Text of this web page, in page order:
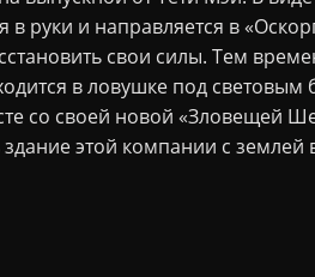
в руки и направляется в
свои силы. Тем
в ловушке под световым
со своей новой «Зловещей
этой компании с землей